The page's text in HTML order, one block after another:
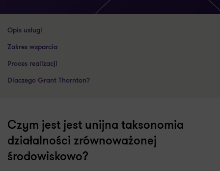
Opis usługi
Zakres wsparcia
Proces realizacji
Dlaczego Grant Thornton?
Czym jest jest unijna taksonomia
działalności zrównoważonej
środowiskowo?